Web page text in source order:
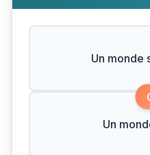
Un monde
Un